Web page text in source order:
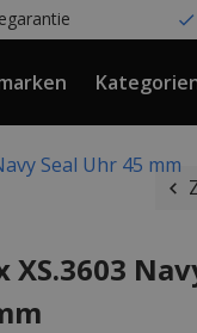
Seal Uhr 45 mm
XS.3603